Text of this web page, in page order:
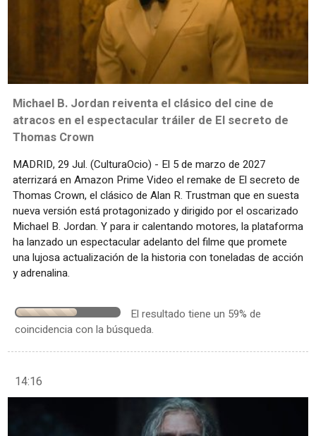
Michael B. Jordan reiventa el clásico del cine de
atracos en el espectacular tráiler de El secreto de
Thomas Crown
MADRID, 29 Jul. (CulturaOcio) - El 5 de marzo de 2027
aterrizará en Amazon Prime Video el remake de El secreto de
Thomas Crown, el clásico de Alan R. Trustman que en suesta
nueva versión está protagonizado y dirigido por el oscarizado
Michael B. Jordan. Y para ir calentando motores, la plataforma
ha lanzado un espectacular adelanto del filme que promete
una lujosa actualización de la historia con toneladas de acción
y adrenalina.
El resultado tiene un 59% de
coincidencia con la búsqueda.
14:16